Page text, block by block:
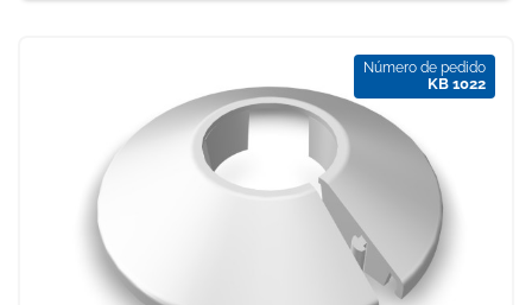
Número de pedido
KB 1022